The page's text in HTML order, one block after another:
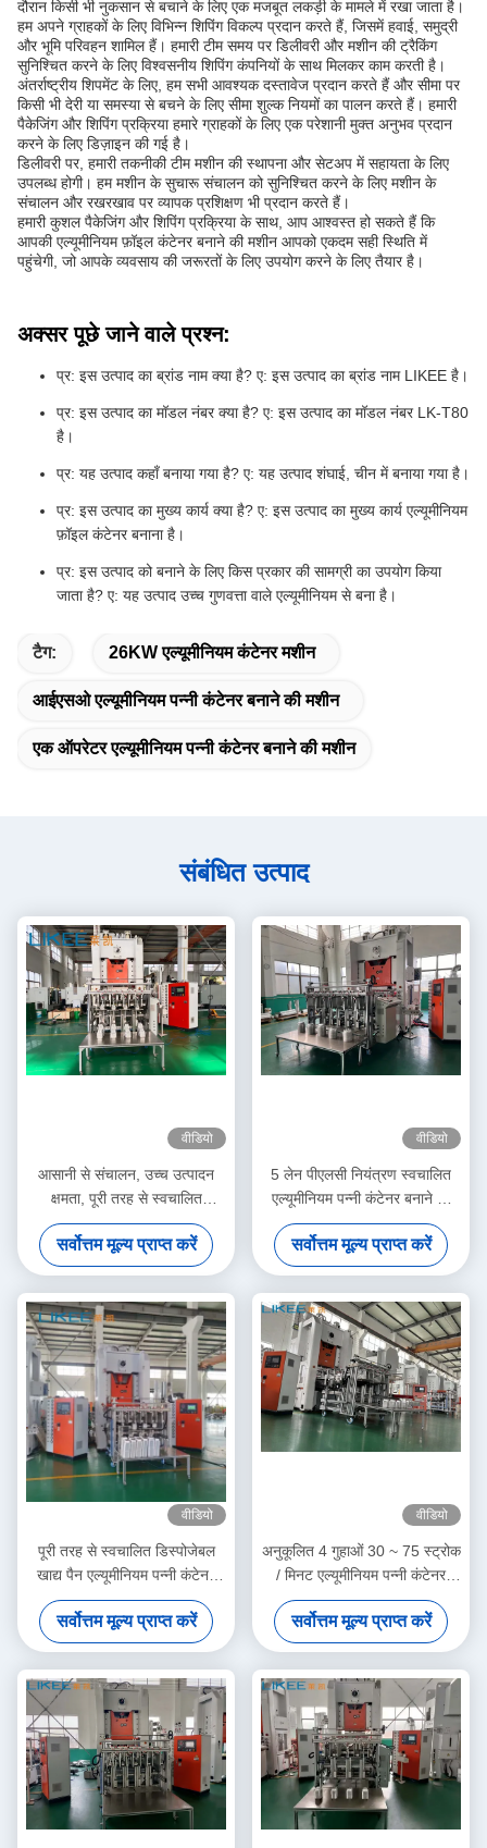
दौरान किसी भी नुकसान से बचाने के लिए एक मजबूत लकड़ी के मामले में रखा जाता है।
हम अपने ग्राहकों के लिए विभिन्न शिपिंग विकल्प प्रदान करते हैं, जिसमें हवाई, समुद्री
और भूमि परिवहन शामिल हैं। हमारी टीम समय पर डिलीवरी और मशीन की ट्रैकिंग
सुनिश्चित करने के लिए विश्वसनीय शिपिंग कंपनियों के साथ मिलकर काम करती है।
अंतर्राष्ट्रीय शिपमेंट के लिए, हम सभी आवश्यक दस्तावेज प्रदान करते हैं और सीमा पर
किसी भी देरी या समस्या से बचने के लिए सीमा शुल्क नियमों का पालन करते हैं। हमारी
पैकेजिंग और शिपिंग प्रक्रिया हमारे ग्राहकों के लिए एक परेशानी मुक्त अनुभव प्रदान
करने के लिए डिज़ाइन की गई है।
डिलीवरी पर, हमारी तकनीकी टीम मशीन की स्थापना और सेटअप में सहायता के लिए
उपलब्ध होगी। हम मशीन के सुचारू संचालन को सुनिश्चित करने के लिए मशीन के
संचालन और रखरखाव पर व्यापक प्रशिक्षण भी प्रदान करते हैं।
हमारी कुशल पैकेजिंग और शिपिंग प्रक्रिया के साथ, आप आश्वस्त हो सकते हैं कि
आपकी एल्यूमीनियम फ़ॉइल कंटेनर बनाने की मशीन आपको एकदम सही स्थिति में
पहुंचेगी, जो आपके व्यवसाय की जरूरतों के लिए उपयोग करने के लिए तैयार है।
अक्सर पूछे जाने वाले प्रश्न:
प्र: इस उत्पाद का ब्रांड नाम क्या है? ए: इस उत्पाद का ब्रांड नाम LIKEE है।
प्र: इस उत्पाद का मॉडल नंबर क्या है? ए: इस उत्पाद का मॉडल नंबर LK-T80
है।
प्र: यह उत्पाद कहाँ बनाया गया है? ए: यह उत्पाद शंघाई, चीन में बनाया गया है।
प्र: इस उत्पाद का मुख्य कार्य क्या है? ए: इस उत्पाद का मुख्य कार्य एल्यूमीनियम
फ़ॉइल कंटेनर बनाना है।
प्र: इस उत्पाद को बनाने के लिए किस प्रकार की सामग्री का उपयोग किया
जाता है? ए: यह उत्पाद उच्च गुणवत्ता वाले एल्यूमीनियम से बना है।
टैग: 26KW एल्यूमीनियम कंटेनर मशीन
आईएसओ एल्यूमीनियम पन्नी कंटेनर बनाने की मशीन
एक ऑपरेटर एल्यूमीनियम पन्नी कंटेनर बनाने की मशीन
संबंधित उत्पाद
वीडियो
आसानी से संचालन, उच्च उत्पादन
क्षमता, पूरी तरह से स्वचालित
एल्यूमीनियम पन्नी कंटेनर बनाने की
मशीन
सर्वोत्तम मूल्य प्राप्त करें
वीडियो
5 लेन पीएलसी नियंत्रण स्वचालित
एल्यूमीनियम पन्नी कंटेनर बनाने की
मशीन
सर्वोत्तम मूल्य प्राप्त करें
वीडियो
पूरी तरह से स्वचालित डिस्पोजेबल
खाद्य पैन एल्यूमीनियम पन्नी कंटेनर
बनाने की मशीन
सर्वोत्तम मूल्य प्राप्त करें
वीडियो
अनुकूलित 4 गुहाओं 30 ~ 75 स्ट्रोक
/ मिनट एल्यूमीनियम पन्नी कंटेनर
बनाने की मशीन
सर्वोत्तम मूल्य प्राप्त करें